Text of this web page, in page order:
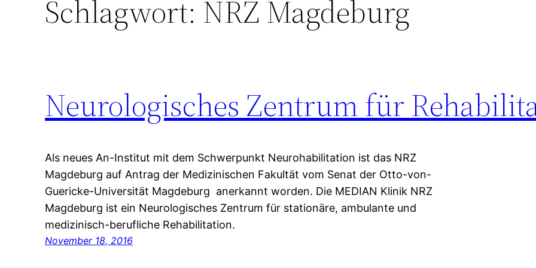
Schlagwort: NRZ Magdeburg
Neurologisches Zentrum für
Als neues An-Institut mit dem Schwerpunkt Neurohabilitation ist das NRZ
Magdeburg auf Antrag der Medizinischen Fakultät vom Senat der Otto-von-
Guericke-Universität Magdeburg anerkannt worden. Die MEDIAN Klinik NRZ
Magdeburg ist ein Neurologisches Zentrum für stationäre, ambulante und
medizinisch-berufliche Rehabilitation.
November 18, 2016